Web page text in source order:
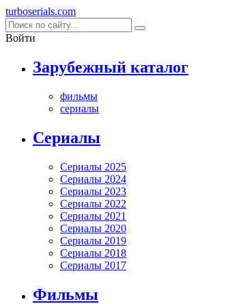
turboserials.com
Войти
Зарубежный каталог
фильмы
сериалы
Cериалы
Сериалы 2025
Сериалы 2024
Сериалы 2023
Сериалы 2022
Сериалы 2021
Сериалы 2020
Сериалы 2019
Сериалы 2018
Сериалы 2017
Фильмы